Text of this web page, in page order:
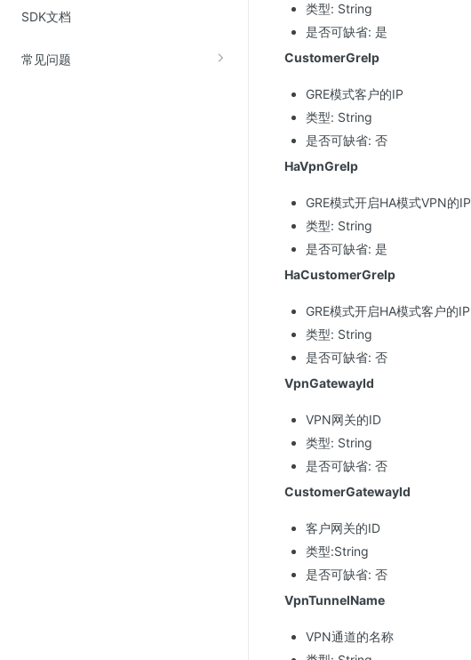
SDK文档
常见问题
云安全中心
类型: String
是否可缺省: 是
CustomerGreIp
GRE模式客户的IP
类型: String
是否可缺省: 否
HaVpnGreIp
GRE模式开启HA模式VPN的IP
类型: String
是否可缺省: 是
HaCustomerGreIp
GRE模式开启HA模式客户的IP
类型: String
是否可缺省: 否
VpnGatewayId
VPN网关的ID
类型: String
是否可缺省: 否
CustomerGatewayId
客户网关的ID
类型:String
是否可缺省: 否
VpnTunnelName
VPN通道的名称